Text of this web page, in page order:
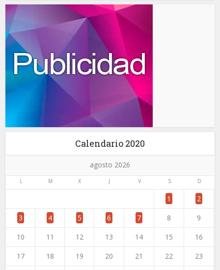
Calendario 2020
agosto 2026
L M X J V S D
1 2
3 4 5 6 7 8 9
10 11 12 13 14 15 16
17 18 19 20 21 22 23